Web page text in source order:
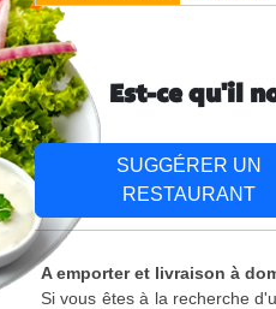
Est-ce qu'il
SUGGÉRER UN
RESTAURANT
A emporter et livraison à
Si vous êtes à la recherche